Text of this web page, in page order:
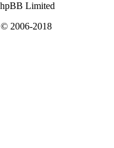
Limited
© 2006-2018